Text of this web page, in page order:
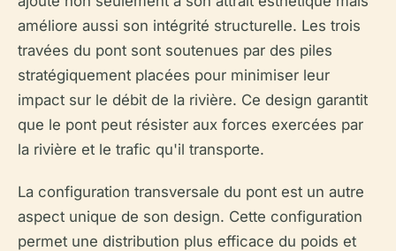
améliore aussi son intégrité structurelle. Les trois
travées du pont sont soutenues par des piles
stratégiquement placées pour minimiser leur
impact sur le débit de la rivière. Ce design garantit
que le pont peut résister aux forces exercées par
la rivière et le trafic qu'il transporte.
La configuration transversale du pont est un autre
aspect unique de son design. Cette configuration
permet une distribution plus efficace du poids et